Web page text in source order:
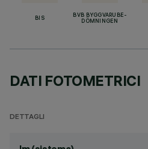
BIS
BVB BYGGVARUBE-
DÖMNINGEN
DATI FOTOMETRICI
DETTAGLI